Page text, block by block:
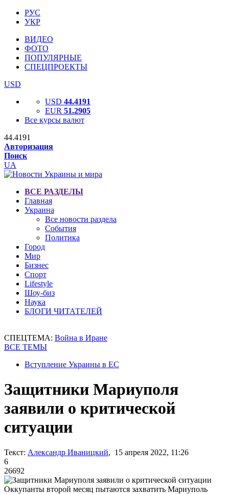
РУС
УКР
ВИДЕО
ФОТО
ПОПУЛЯРНЫЕ
СПЕЦПРОЕКТЫ
USD
USD 44.4191
EUR 51.2905
Все курсы валют
44.4191
Авторизация
Поиск
UA
ВСЕ РАЗДЕЛЫ
Главная
Украина
Все новости раздела
События
Политика
Город
Мир
Бизнес
Спорт
Lifestyle
Шоу-биз
Наука
БЛОГИ ЧИТАТЕЛЕЙ
СПЕЦТЕМА: Война в Иране
ВСЕ ТЕМЫ
Вступление Украины в ЕС
Защитники Мариуполя
заявили о критической
ситуации
Текст: Александр Иваницкий, 15 апреля 2022, 11:26
6
26692
Оккупанты второй месяц пытаются захватить Мариуполь